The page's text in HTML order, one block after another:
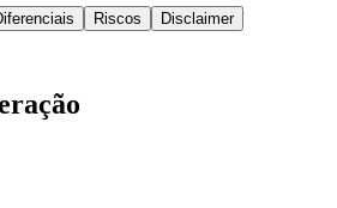
Riscos Disclaimer